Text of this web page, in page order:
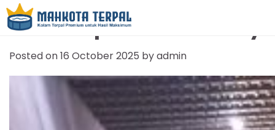
Jual Terpal Kolam
Posted on16 October 2025 byadmin